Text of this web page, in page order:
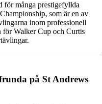
för många prestigefyllda
som är en av
inom professionell
för Walker Cup och Curtis
på St Andrews